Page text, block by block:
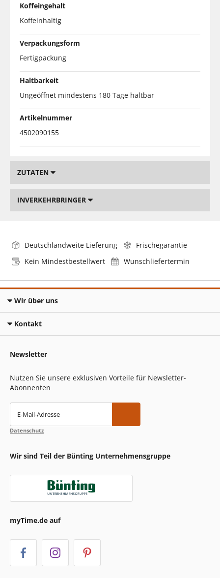
Koffeingehalt
Koffeinhaltig
Verpackungsform
Fertigpackung
Haltbarkeit
Ungeöffnet mindestens 180 Tage haltbar
Artikelnummer
4502090155
ZUTATEN
INVERKEHRBRINGER
Deutschlandweite Lieferung
Frischegarantie
Kein Mindestbestellwert
Wunschliefertermin
Wir über uns
Kontakt
Newsletter
Nutzen Sie unsere exklusiven Vorteile für Newsletter-
Abonnenten
E-Mail-Adresse
Datenschutz
Wir sind Teil der Bünting Unternehmensgruppe
myTime.de auf